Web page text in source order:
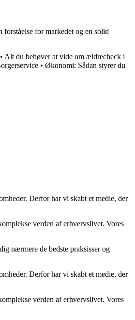
for markedet og en solid
• Alt du behøver at vide om ældrecheck i
• Økonomi: Sådan styrer du
Derfor har vi skabt et medie, der
verden af erhvervslivet. Vores
nærmere de bedste praksisser og
Derfor har vi skabt et medie, der
verden af erhvervslivet. Vores